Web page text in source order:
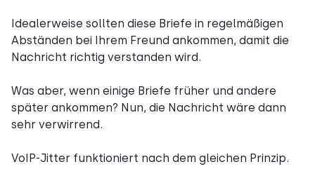
Idealerweise sollten diese Briefe in regelmäßigen
Abständen bei Ihrem Freund ankommen, damit die
Nachricht richtig verstanden wird.
Was aber, wenn einige Briefe früher und andere
später ankommen? Nun, die Nachricht wäre dann
sehr verwirrend.
VoIP-Jitter funktioniert nach dem gleichen Prinzip.